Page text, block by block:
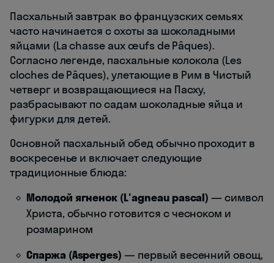
Пасхальный завтрак во французских семьях
часто начинается с охоты за шоколадными
яйцами (La chasse aux œufs de Pâques).
Согласно легенде, пасхальные колокола (Les
cloches de Pâques), улетающие в Рим в Чистый
четверг и возвращающиеся на Пасху,
разбрасывают по садам шоколадные яйца и
фигурки для детей.
Основной пасхальный обед обычно проходит в
воскресенье и включает следующие
традиционные блюда:
Молодой ягненок (L'agneau pascal) — символ
Христа, обычно готовится с чесноком и
розмарином
Спаржа (Asperges) — первый весенний овощ,